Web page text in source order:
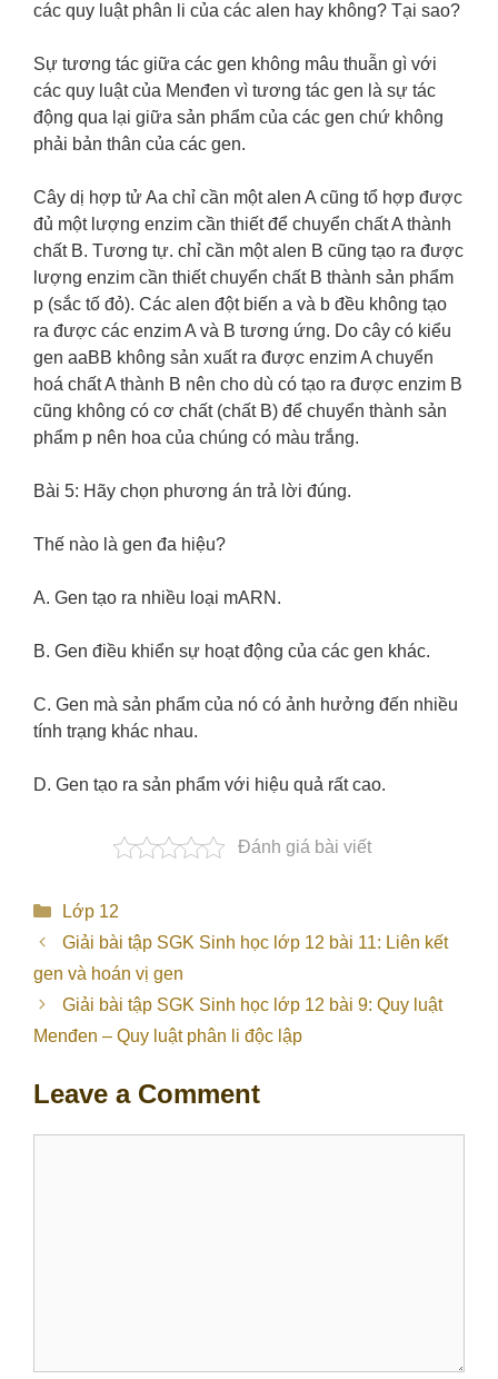
các quy luật phân li của các alen hay không? Tại sao?
Sự tương tác giữa các gen không mâu thuẫn gì với
các quy luật của Menđen vì tương tác gen là sự tác
động qua lại giữa sản phẩm của các gen chứ không
phải bản thân của các gen.
Cây dị hợp tử Aa chỉ cần một alen A cũng tổ hợp được
đủ một lượng enzim cần thiết để chuyển chất A thành
chất B. Tương tự. chỉ cần một alen B cũng tạo ra được
lượng enzim cần thiết chuyển chất B thành sản phẩm
p (sắc tố đỏ). Các alen đột biến a và b đều không tạo
ra được các enzim A và B tương ứng. Do cây có kiểu
gen aaBB không sản xuất ra được enzim A chuyển
hoá chất A thành B nên cho dù có tạo ra được enzim B
cũng không có cơ chất (chất B) để chuyển thành sản
phẩm p nên hoa của chúng có màu trắng.
Bài 5: Hãy chọn phương án trả lời đúng.
Thế nào là gen đa hiệu?
A. Gen tạo ra nhiều loại mARN.
B. Gen điều khiển sự hoạt động của các gen khác.
C. Gen mà sản phẩm của nó có ảnh hưởng đến nhiều
tính trạng khác nhau.
D. Gen tạo ra sản phẩm với hiệu quả rất cao.
Đánh giá bài viết
Categories
Lớp 12
Giải bài tập SGK Sinh học lớp 12 bài 11: Liên kết
gen và hoán vị gen
Giải bài tập SGK Sinh học lớp 12 bài 9: Quy luật
Menđen – Quy luật phân li độc lập
Leave a Comment